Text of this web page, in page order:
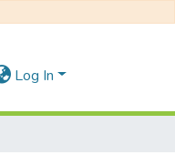
Log In